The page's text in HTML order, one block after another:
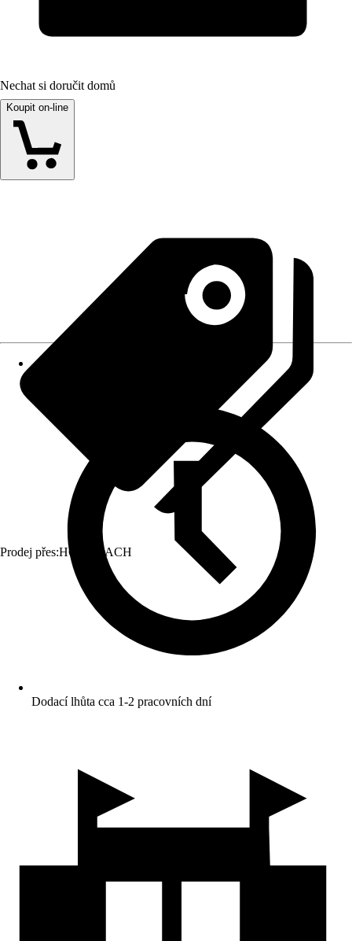
Nechat si doručit domů
Koupit on-line
Prodej přes:HORNBACH
Dodací lhůta cca 1-2 pracovních dní